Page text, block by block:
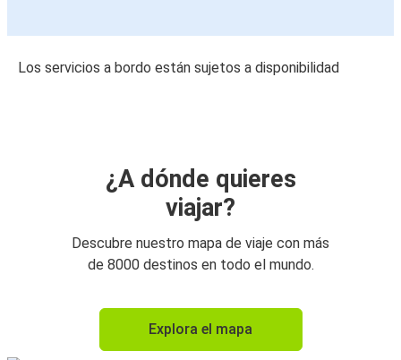
Los servicios a bordo están sujetos a disponibilidad
¿A dónde quieres
viajar?
Descubre nuestro mapa de viaje con más
de 8000 destinos en todo el mundo.
Explora el mapa